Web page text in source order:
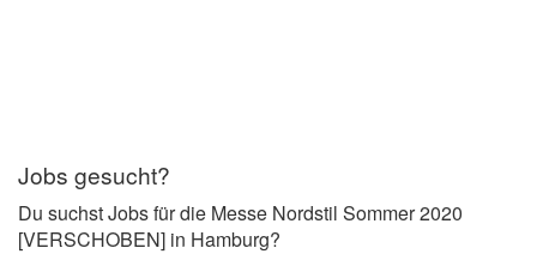
Jobs gesucht?
Du suchst Jobs für die Messe Nordstil Sommer 2020
[VERSCHOBEN] in Hamburg?